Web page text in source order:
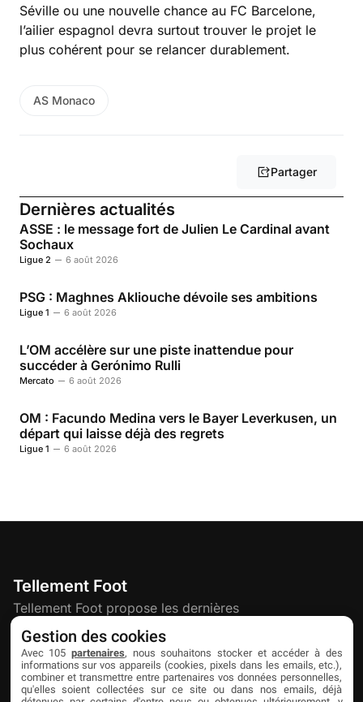
Séville ou une nouvelle chance au FC Barcelone,
l’ailier espagnol devra surtout trouver le projet le
plus cohérent pour se relancer durablement.
AS Monaco
Partager
Dernières actualités
ASSE : le message fort de Julien Le Cardinal avant
Sochaux
Ligue 2 6 août 2026
PSG : Maghnes Akliouche dévoile ses ambitions
Ligue 1 6 août 2026
L’OM accélère sur une piste inattendue pour
succéder à Gerónimo Rulli
Mercato 6 août 2026
OM : Facundo Medina vers le Bayer Leverkusen, un
départ qui laisse déjà des regrets
Ligue 1 6 août 2026
Tellement Foot
Tellement Foot propose les dernières
actualités et nouveautés créatives dédiées
au football.
Gestion des cookies
Avec 105 partenaires, nous souhaitons stocker et accéder à des
informations sur vos appareils (cookies, pixels dans les emails, etc.),
combiner et transmettre entre partenaires vos données personnelles,
qu'elles soient collectées sur ce site ou dans nos emails, déjà